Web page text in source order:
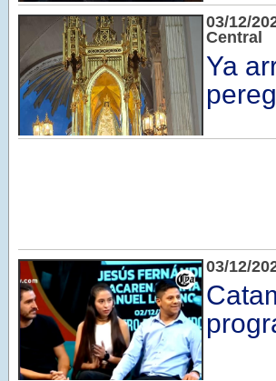
03/12/
Central
Ya
03/12/